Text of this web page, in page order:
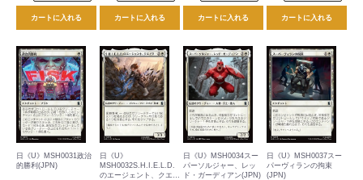
カートに入れる カートに入れる カートに入れる カートに入れる
日《U》MSH0031政治
的勝利(JPN)
日《U》
MSH0032S.H.I.E.L.D.
のエージェント、クエイ
日《U》MSH0034スー
パーソルジャー、レッ
ド・ガーディアン(JPN)
日《U》MSH0037スー
パーヴィランの拘束
(JPN)